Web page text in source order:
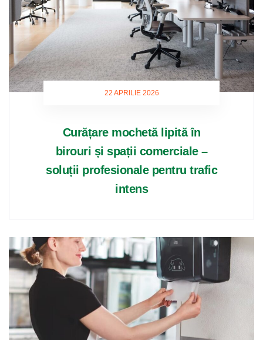
22 APRILIE 2026
Curățare mochetă lipită în
birouri și spații comerciale –
soluții profesionale pentru trafic
intens